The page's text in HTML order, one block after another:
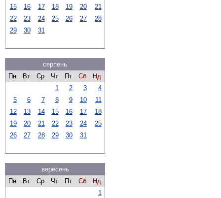
15
16 17 18 19 20
21
22
23 24 25 26 27
28
29
30 31
серпень
Пн
Вт Ср Чт Пт Сб
Нд
1
2 3
4
5
6 7 8 9 10
11
12
13 14 15 16 17
18
19
20 21 22 23 24
25
26
27 28 29 30 31
вересень
Пн
Вт Ср Чт Пт Сб
Нд
1